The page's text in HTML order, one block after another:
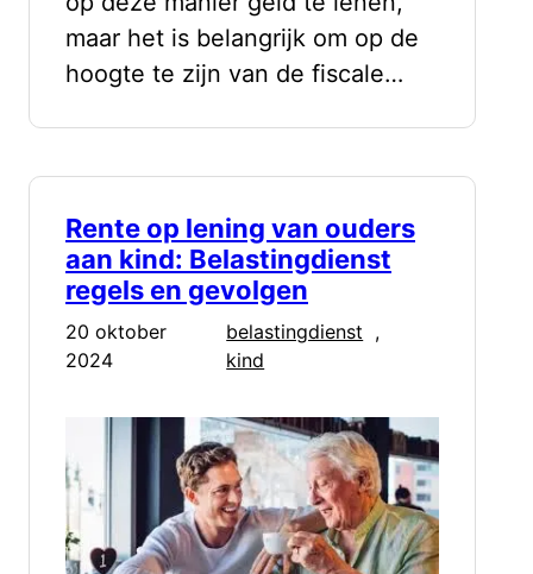
maar het is belangrijk om op de
hoogte te zijn van de fiscale…
Rente op lening van ouders
aan kind: Belastingdienst
regels en gevolgen
20 oktober
2024
belastingdienst
kind